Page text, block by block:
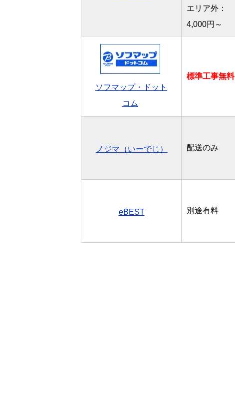
エリア外：
4,000円～
ソフマップ・ドット
コム
標準工事無料
ノジマ（いーでじ） 配送のみ
eBEST 別途有料